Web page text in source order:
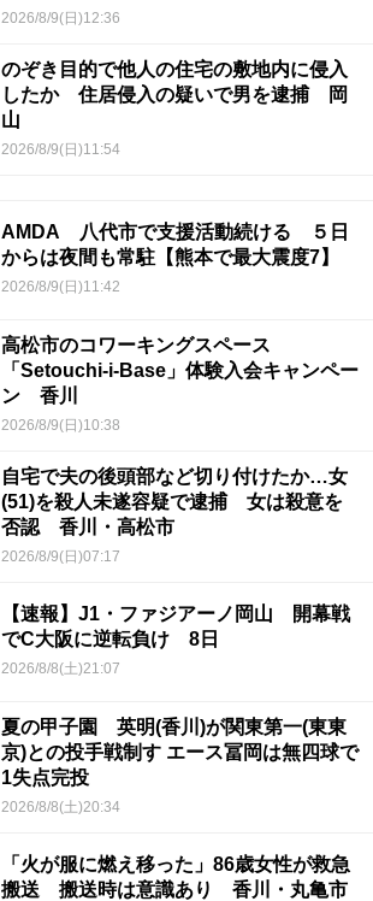
2026/8/9(日)12:36
のぞき目的で他人の住宅の敷地内に侵入
したか 住居侵入の疑いで男を逮捕 岡
山
2026/8/9(日)11:54
AMDA 八代市で支援活動続ける ５日
からは夜間も常駐【熊本で最大震度7】
2026/8/9(日)11:42
高松市のコワーキングスペース
「Setouchi-i-Base」体験入会キャンペー
ン 香川
2026/8/9(日)10:38
自宅で夫の後頭部など切り付けたか…女
(51)を殺人未遂容疑で逮捕 女は殺意を
否認 香川・高松市
2026/8/9(日)07:17
【速報】J1・ファジアーノ岡山 開幕戦
でC大阪に逆転負け 8日
2026/8/8(土)21:07
夏の甲子園 英明(香川)が関東第一(東東
京)との投手戦制す エース冨岡は無四球で
1失点完投
2026/8/8(土)20:34
「火が服に燃え移った」86歳女性が救急
搬送 搬送時は意識あり 香川・丸亀市